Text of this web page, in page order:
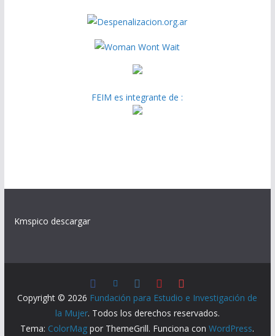
FEIM es integrante de :
Kmspico descargar
Copyright © 2026 Fundación para Estudio e Investigación de
la Mujer. Todos los derechos reservados.
Tema: ColorMag por ThemeGrill. Funciona conWordPress.